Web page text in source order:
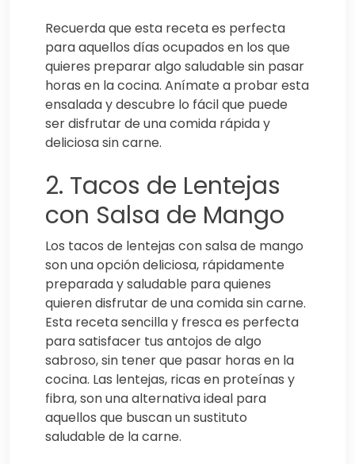
Recuerda que esta receta es perfecta
para aquellos días ocupados en los que
quieres preparar algo saludable sin pasar
horas en la cocina. Anímate a probar esta
ensalada y descubre lo fácil que puede
ser disfrutar de una comida rápida y
deliciosa sin carne.
2. Tacos de Lentejas
con Salsa de Mango
Los tacos de lentejas con salsa de mango
son una opción deliciosa, rápidamente
preparada y saludable para quienes
quieren disfrutar de una comida sin carne.
Esta receta sencilla y fresca es perfecta
para satisfacer tus antojos de algo
sabroso, sin tener que pasar horas en la
cocina. Las lentejas, ricas en proteínas y
fibra, son una alternativa ideal para
aquellos que buscan un sustituto
saludable de la carne.